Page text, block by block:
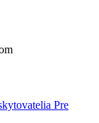
Pre